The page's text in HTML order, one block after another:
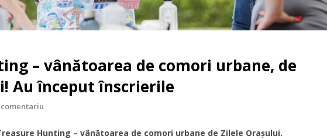
– vânătoarea de comori urbane, de
Au început înscrierile
comentariu
Hunting – vânătoarea de comori urbane de Zilele Orașului.